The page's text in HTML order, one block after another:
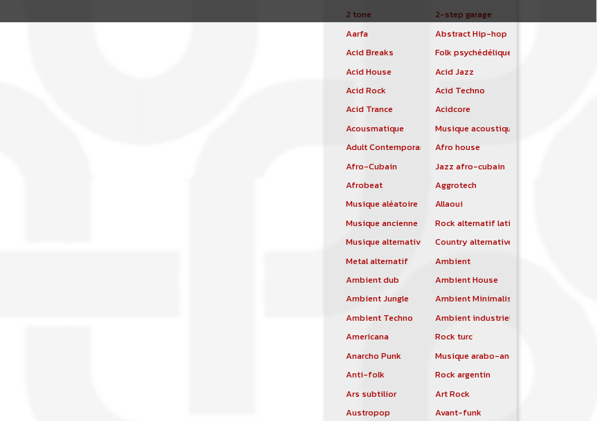
2 tone
2-step garage
Aarfa
Abstract Hip-hop
Acid Breaks
Folk psychédélique
Acid House
Acid Jazz
Acid Rock
Acid Techno
Acid Trance
Acidcore
Acousmatique
Musique acoustique
Adult Contemporary
Afro house
Afro-Cubain
Jazz afro-cubain
Afrobeat
Aggrotech
Musique aléatoire
Allaoui
Musique ancienne
Rock alternatif latino
Musique alternative
Country alternative
Metal alternatif
Ambient
Ambient dub
Ambient House
Ambient Jungle
Ambient Minimalist
Ambient Techno
Ambient industriel
Americana
Rock turc
Anarcho Punk
Musique arabo-andalouse
Anti-folk
Rock argentin
Ars subtilior
Art Rock
Austropop
Avant-funk